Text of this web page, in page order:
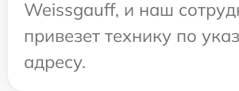
Weissgauff, и наш
привезет технику по
адресу.